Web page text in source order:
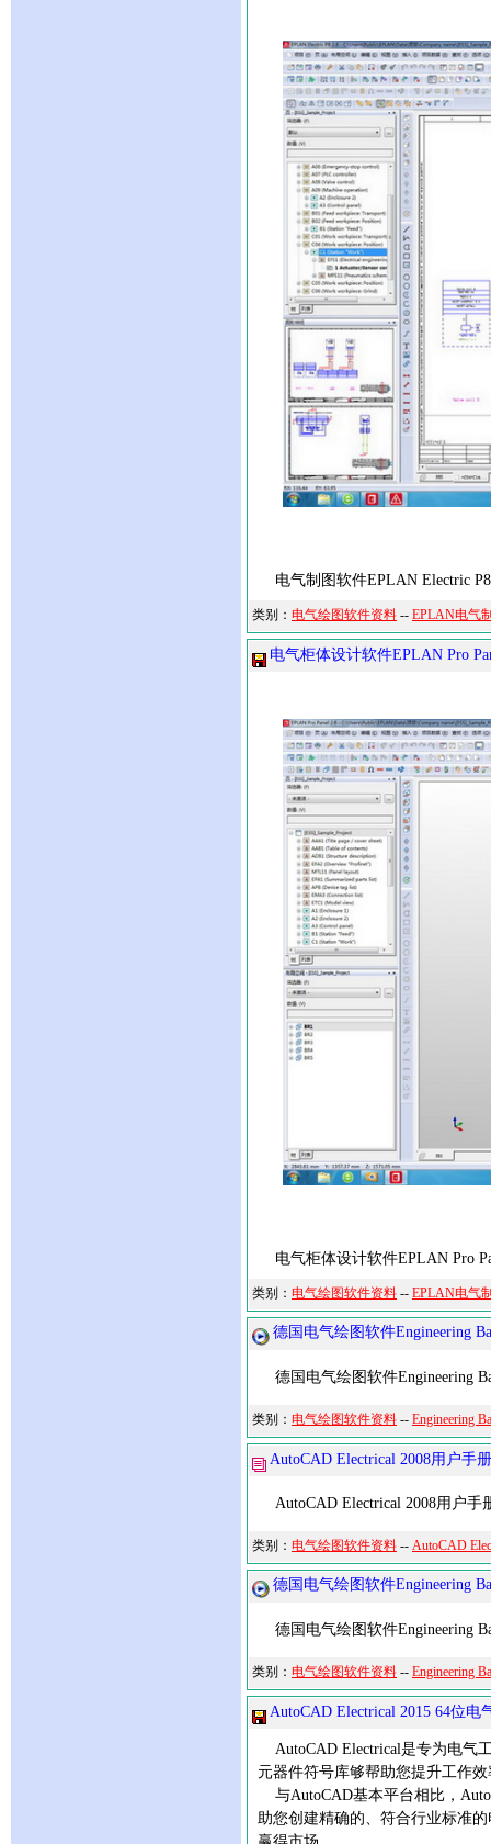
电气制图软件EPLAN Electric
类别： 电气绘图软件资料 -- EPLAN电气
电气柜体设计软件EPLAN Pro
电气柜体设计软件EPLAN Pro
类别： 电气绘图软件资料 -- EPLAN电气
德国电气绘图软件Engineering
德国电气绘图软件Engineering
类别： 电气绘图软件资料 -- Engineering
AutoCAD Electrical 2008用户手
AutoCAD Electrical 2008用户手
类别： 电气绘图软件资料 -- AutoCAD
德国电气绘图软件Engineering
德国电气绘图软件Engineering
类别： 电气绘图软件资料 -- Engineering
AutoCAD Electrical 2015 64位
AutoCAD Electrical是专为电气
元器件符号库够帮助您提升工作
与AutoCAD基本平台相比，
助您创建精确的、符合行业标准